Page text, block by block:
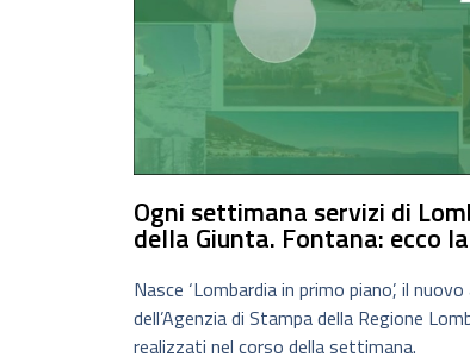
Ogni settimana servizi di
della Giunta. Fontana: ecco
Nasce ‘Lombardia in primo piano’, il
dell’Agenzia di Stampa della Regione
realizzati nel corso della settimana.